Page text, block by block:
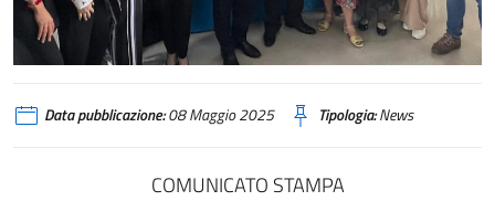
Data pubblicazione:08 Maggio 2025 Tipologia:News
COMUNICATO STAMPA